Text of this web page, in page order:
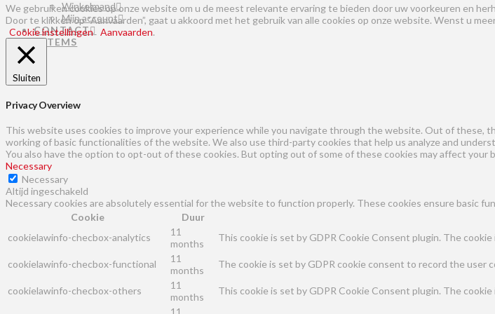
Winkelmand
Mijn account
CONTACT
0 ITEMS
We gebruiken cookies op onze website om u de meest relevante ervaring te bieden door uw voorkeuren en
Door te klikken op “Aanvaarden”, gaat u akkoord met het gebruik van alle cookies op onze website. Wenst u
Cookie instellingen Aanvaarden.
Sluiten
Privacy Overview
This website uses cookies to improve your experience while you navigate through the website. Out of these,
working of basic functionalities of the website. We also use third-party cookies that help us analyze and
You also have the option to opt-out of these cookies. But opting out of some of these cookies may affect your
Necessary
Necessary
Altijd ingeschakeld
Necessary cookies are absolutely essential for the website to function properly. These cookies ensure basic
Cookie
Duur
cookielawinfo-checbox-analytics
11
months
This cookie is set by GDPR Cookie Consent plugin. The
cookielawinfo-checbox-functional
11
months
The cookie is set by GDPR cookie consent to record the user
cookielawinfo-checbox-others
11
months
This cookie is set by GDPR Cookie Consent plugin. The
11